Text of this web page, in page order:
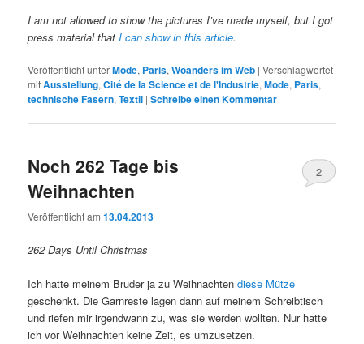
I am not allowed to show the pictures I’ve made myself, but I got
press material thatI can show in this article.
Veröffentlicht unterMode, Paris,Woanders im Web |Verschlagwortet
mitAusstellung,Cité de la Science et de l'Industrie,Mode, Paris,
technische Fasern,Textil |Schreibe einen Kommentar
Noch 262 Tage bis
Weihnachten
Veröffentlicht am13.04.2013
2
262 Days Until Christmas
Ich hatte meinem Bruder ja zu Weihnachtendiese Mütze
geschenkt. Die Garnreste lagen dann auf meinem Schreibtisch
und riefen mir irgendwann zu, was sie werden wollten. Nur hatte
ich vor Weihnachten keine Zeit, es umzusetzen.